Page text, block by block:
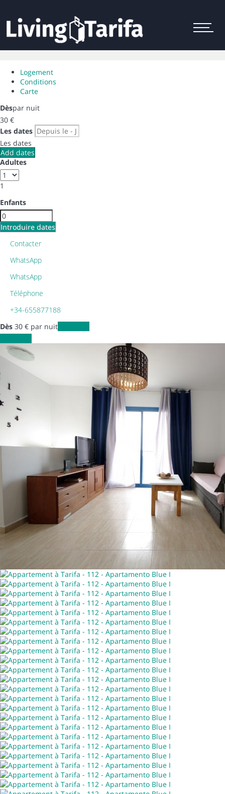
Menu
Logement
Conditions
Carte
Dèspar nuit
30 €
Les dates
Les dates
Add dates
Adultes
1
Enfants
Introduire dates
Contacter
WhatsApp
WhatsApp
Téléphone
+34-655877188
Dès 30 € par nuit